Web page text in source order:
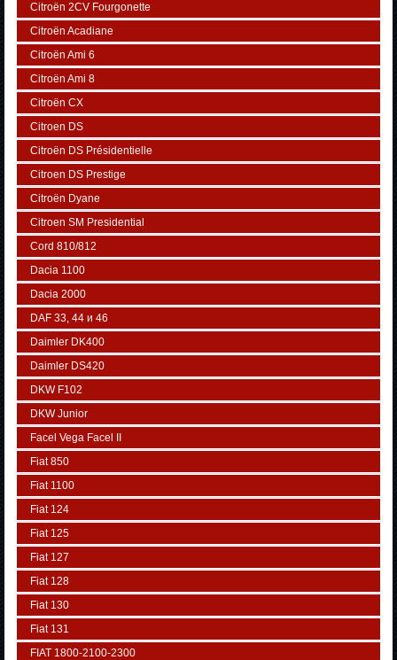
Citroën 2CV Fourgonette
Citroën Acadiane
Citroën Ami 6
Citroën Ami 8
Citroën CX
Citroen DS
Citroën DS Présidentielle
Citroen DS Prestige
Citroën Dyane
Citroen SM Presidential
Cord 810/812
Dacia 1100
Dacia 2000
DAF 33, 44 и 46
Daimler DK400
Daimler DS420
DKW F102
DKW Junior
Facel Vega Facel II
Fiat 850
Fiat 1100
Fiat 124
Fiat 125
Fiat 127
Fiat 128
Fiat 130
Fiat 131
FIAT 1800-2100-2300